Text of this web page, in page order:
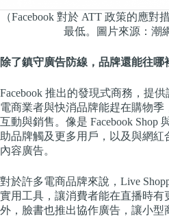
（Facebook 對於 ATT 政策的應對
最低。圖片來源：潮
除了鎮守廣告防線，品牌還能往哪
Facebook 推出的發現式商務，提
電商業者與快消品牌能趕在購物季
互動與銷售。像是 Facebook Shop
助品牌觸及更多用戶，以及與網紅
內容廣告。
對於許多電商品牌來說，Live
實用工具，讓消費者能在直播時有
外，臉書也推出協作廣告，讓小型